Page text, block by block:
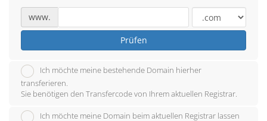
www.
Prüfen
Ich möchte meine bestehende Domain hierher
transferieren.
Sie benötigen den Transfercode von Ihrem aktuellen Registrar.
Ich möchte meine Domain beim aktuellen Registrar lassen